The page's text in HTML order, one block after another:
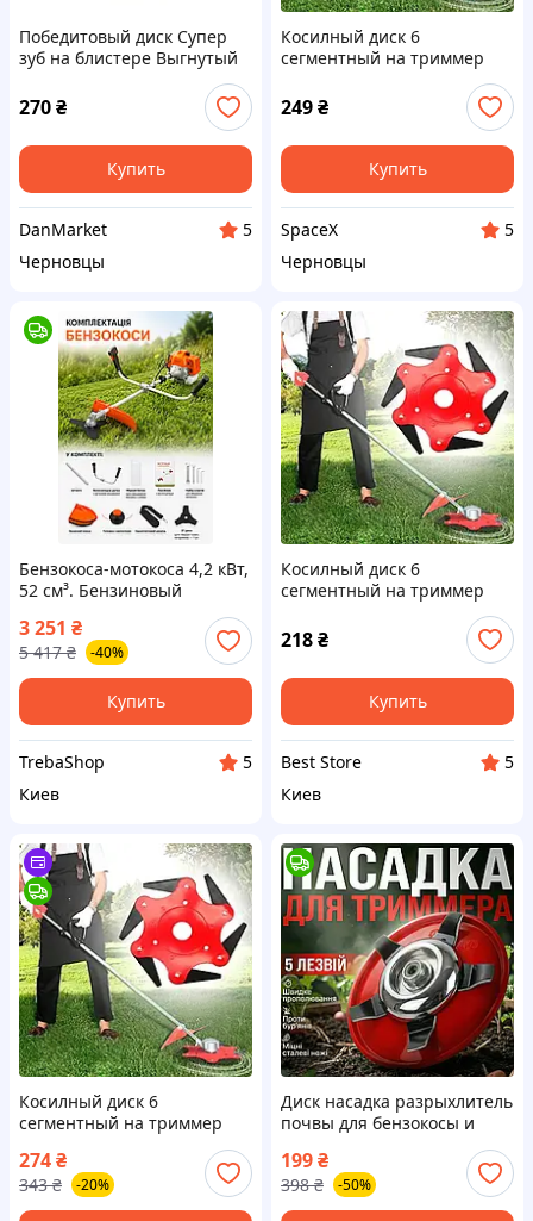
Победитовый диск Супер
зуб на блистере Выгнутый
(255мм, 25.4 мм, 40Т)
PROFESSIONAL
270₴
Купить
DanMarket
5
Черновцы
Косилный диск 6
сегментный на триммер
бензокосы
249₴
Купить
SpaceX
5
Черновцы
Бензокоса-мотокоса 4,2 кВт,
52 см³. Бензиновый
сухостоя и кустарника в
саду и на даче с диском и
леской. Бензок
3 251 ₴
5 417 ₴ -40%
Купить
TrebaShop
5
Киев
Косилный диск 6
сегментный на триммер
бензокосы
218₴
Купить
Best Store
5
Киев
Косилный диск 6
сегментный на триммер
бензокосы top shop ua_
274₴
343 ₴ -20%
Диск насадка разрыхлитель
почвы для бензокосы и
триммера 2в1 нож фреза
на мотокосу против
сорняков прополки земли 5
лезвий
199₴
398 ₴ -50%